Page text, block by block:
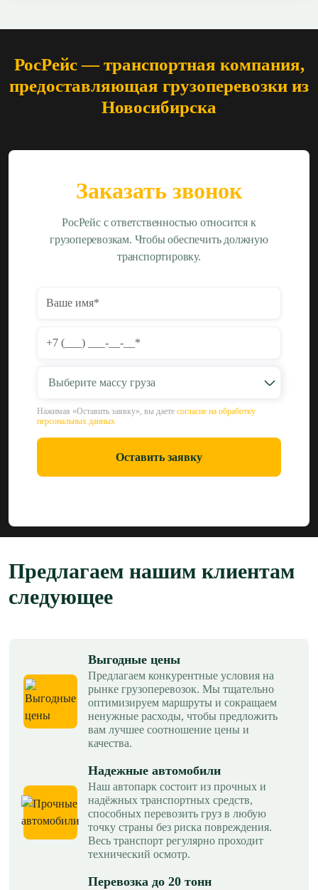
Заказать звонок
РосРейс с ответственностью относится к
грузоперевозкам. Чтобы обеспечить должную
транспортировку.
Выберите массу груза
Нажимая «Оставить заявку», вы даете согласие на обработку
персональных данных
Оставить заявку
РосРейс — транспортная компания,
предоставляющая грузоперевозки из
Новосибирска
Предлагаем нашим клиентам
следующее
Выгодные цены
Предлагаем конкурентные условия на
рынке грузоперевозок. Мы тщательно
оптимизируем маршруты и сокращаем
ненужные расходы, чтобы предложить
вам лучшее соотношение цены и
качества.
Надежные автомобили
Наш автопарк состоит из прочных и
надёжных транспортных средств,
способных перевозить груз в любую
точку страны без риска повреждения.
Весь транспорт регулярно проходит
технический осмотр.
Перевозка до 20 тонн